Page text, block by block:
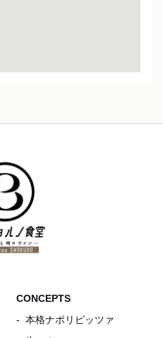
CONCEPTS
本格ナポリピッツァ